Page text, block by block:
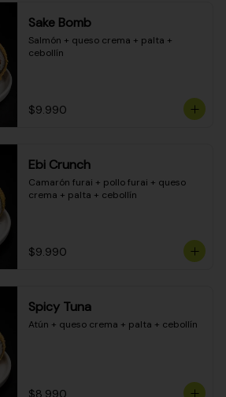
Sake Bomb
Salmón + queso crema + palta +
cebollín
$9.990
Ebi Crunch
Camarón furai + pollo furai + queso
crema + palta + cebollín
$9.990
Spicy Tuna
Atún + queso crema + palta + cebollín
$8.990